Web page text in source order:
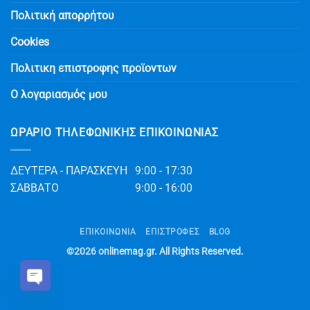
Πολιτική απορρήτου
Cookies
Πολιτικη επιστροφης προϊοντων
Ο λογαριασμός μου
ΩΡΆΡΙΟ ΤΗΛΕΦΩΝΙΚΉΣ ΕΠΙΚΟΙΝΩΝΊΑΣ
ΔΕΥΤΕΡΑ - ΠΑΡΑΣΚΕΥΗ
9:00 - 17:30
ΣΑΒΒΑΤΟ
9:00 - 16:00
ΕΠΙΚΟΙΝΩΝΊΑ ΕΠΙΣΤΡΟΦΕΣ BLOG
©2026onlinemag.gr. All Rights Reserved.